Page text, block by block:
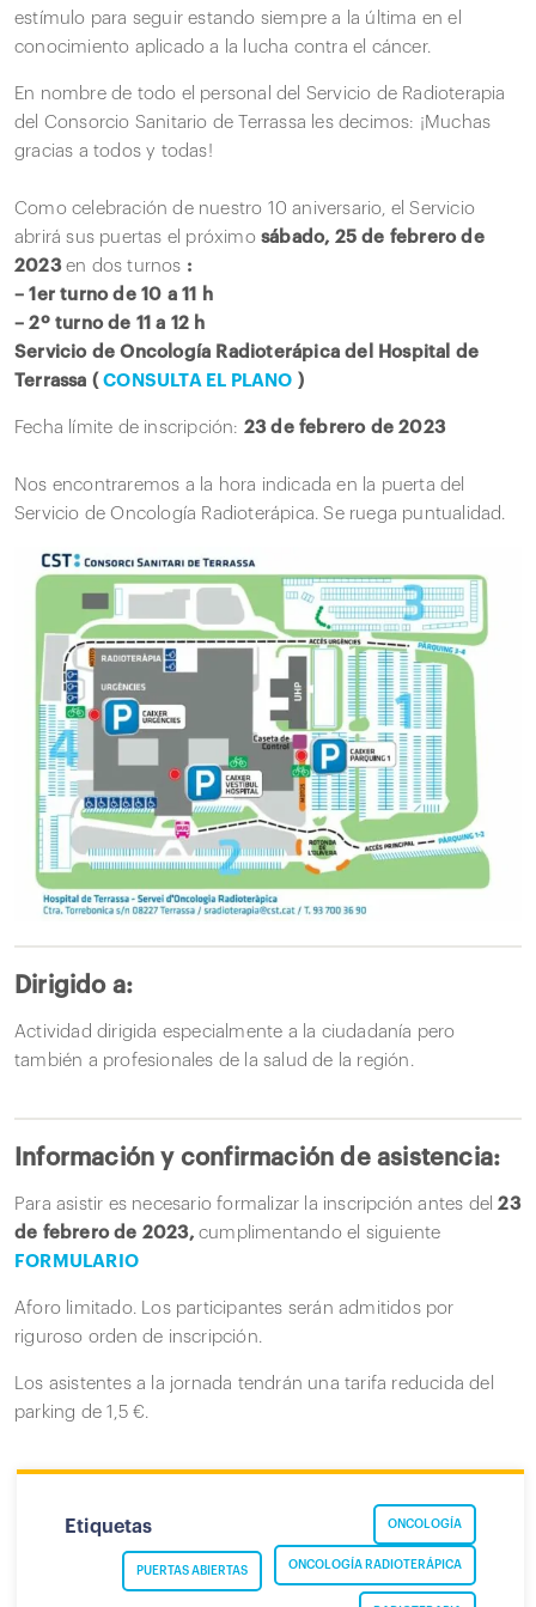
estímulo para seguir estando siempre a la última en el
conocimiento aplicado a la lucha contra el cáncer.
En nombre de todo el personal del Servicio de Radioterapia
del Consorcio Sanitario de Terrassa les decimos: ¡Muchas
gracias a todos y todas!
Como celebración de nuestro 10 aniversario, el Servicio
abrirá sus puertas el próximo sábado, 25 de febrero de
2023en dos turnos :
– 1er turno de 10 a 11 h
– 2º turno de 11 a 12 h
Servicio de Oncología Radioterápica del Hospital de
Terrassa (CONSULTA EL PLANO )
Fecha límite de inscripción: 23 de febrero de 2023
Nos encontraremos a la hora indicada en la puerta del
Servicio de Oncología Radioterápica. Se ruega puntualidad.
Dirigido a:
Actividad dirigida especialmente a la ciudadanía pero
también a profesionales de la salud de la región.
Información y confirmación de asistencia:
Para asistir es necesario formalizar la inscripción antes del23
de febrero de 2023,cumplimentando el siguiente
FORMULARIO
Aforo limitado. Los participantes serán admitidos por
riguroso orden de inscripción.
Los asistentes a la jornada tendrán una tarifa reducida del
parking de 1,5 €.
Etiquetas ONCOLOGÍA
ONCOLOGÍA RADIOTERÁPICA
PUERTAS ABIERTAS